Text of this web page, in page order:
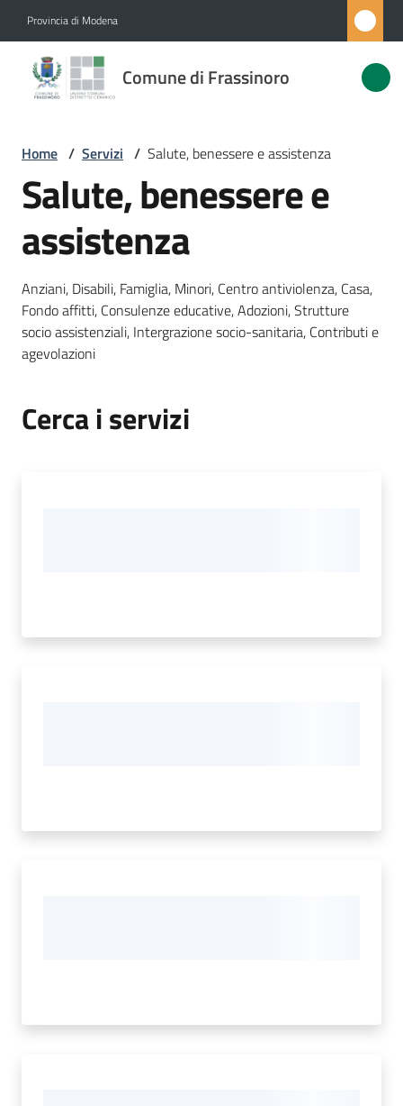
Provincia di Modena
Comune di Frassinoro
Comune di
Frassinoro
Amministrazione
Novità
Menu selezionato
Vivere
Frassinoro
Home / Servizi / Salute, benessere e assistenza
Salute, benessere e
assistenza
Anziani, Disabili, Famiglia, Minori, Centro antiviolenza, Casa,
Fondo affitti, Consulenze educative, Adozioni, Strutture
socio assistenziali, Intergrazione socio-sanitaria, Contributi e
agevolazioni
Cerca i servizi